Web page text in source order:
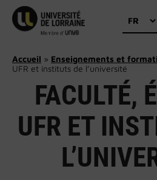
Aller
contenu
Choisir
une
Accueil » Enseignements et
UFR et instituts de l’université
FACULTÉ,
UFR ET